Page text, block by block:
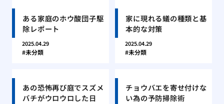
ある家庭のホウ酸団子駆
除レポート
2025.04.29
未分類
家に現れる蟻の種類と基
本的な対策
2025.04.29
未分類
あの恐怖再び庭でスズメ
バチがウロウロした日
チョウバエを寄せ付けな
い為の予防掃除術